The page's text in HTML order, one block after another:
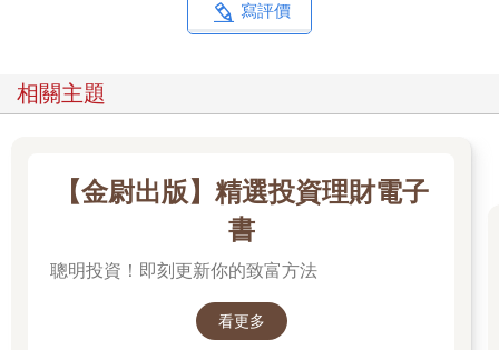
寫評價
相關主題
【金尉出版】精選投資理財電子
書
聰明投資！即刻更新你的致富方法
看更多